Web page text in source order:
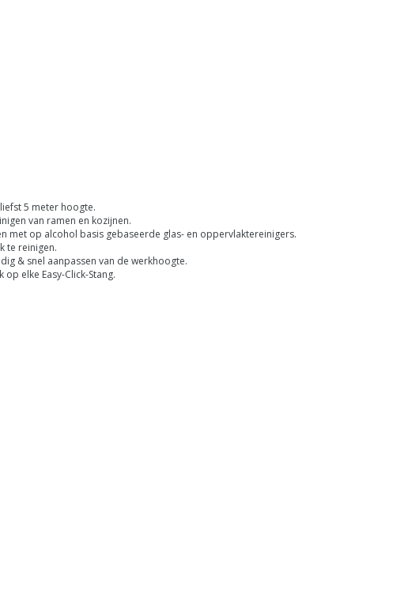
5 meter hoogte.
van ramen en kozijnen.
met op alcohol basis gebaseerde glas- en oppervlaktereinigers.
te reinigen.
& snel aanpassen van de werkhoogte.
elke Easy-Click-Stang.